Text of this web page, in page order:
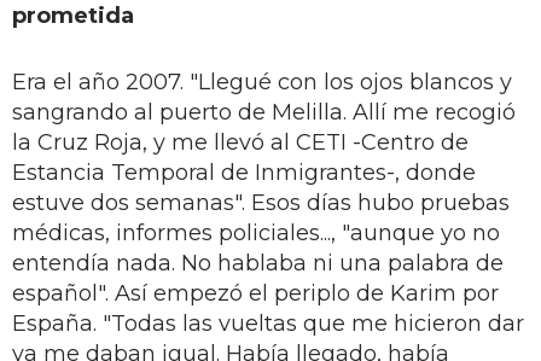
prometida
Era el año 2007. "Llegué con los ojos blancos y
sangrando al puerto de Melilla. Allí me recogió
la Cruz Roja, y me llevó al CETI -Centro de
Estan­cia Temporal de Inmigrantes-, donde
estuve dos semanas". Esos días hubo pruebas
médicas, informes policia­les..., "aunque yo no
entendía nada. No hablaba ni una palabra de
español". Así empezó el periplo de Karim por
España. "Todas las vueltas que me hi­cieron dar
ya me daban igual. Había llegado, había